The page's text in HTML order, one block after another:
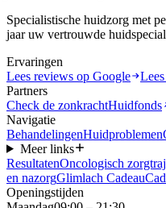
Specialistische huidzorg met
jaar uw vertrouwde
Ervaringen
Lees reviews op Google
Partners
Check de zonkrachtHuidfonds
Navigatie
BehandelingenHuidproblemen
Meer links
ResultatenOncologisch
en nazorgGlimlach Cadeau
Openingstijden